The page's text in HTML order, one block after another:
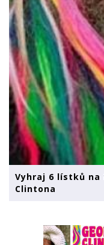
Vyhraj 6 lístků na
Clintona